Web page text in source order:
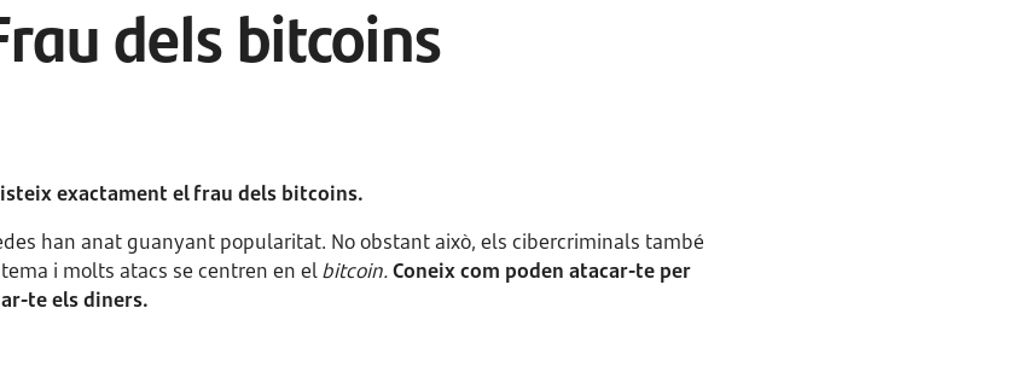
dels bitcoins
exactament el frau dels bitcoins.
han anat guanyant popularitat. No obstant això, els cibercriminals també
i molts atacs se centren en elbitcoin.Coneix com poden atacar-te per
te els diners.